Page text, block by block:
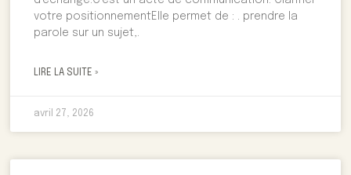
votre positionnementElle permet de : . prendre la
parole sur un sujet,.
LIRE LA SUITE »
avril 27, 2026